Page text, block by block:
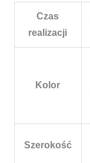
Czas
realizacji
Kolor
Szerokość